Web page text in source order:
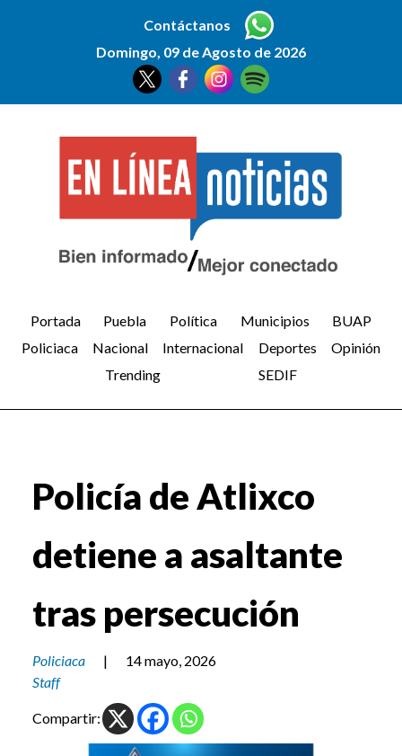
Contáctanos
Domingo, 09 de Agosto de 2026
Portada Puebla Política Municipios
BUAP
Policiaca
Nacional Internacional Deportes
Opinión
Trending
SEDIF
Policía de Atlixco
detiene a asaltante
tras persecución
Policiaca |
14 mayo, 2026
Staff
Compartir: